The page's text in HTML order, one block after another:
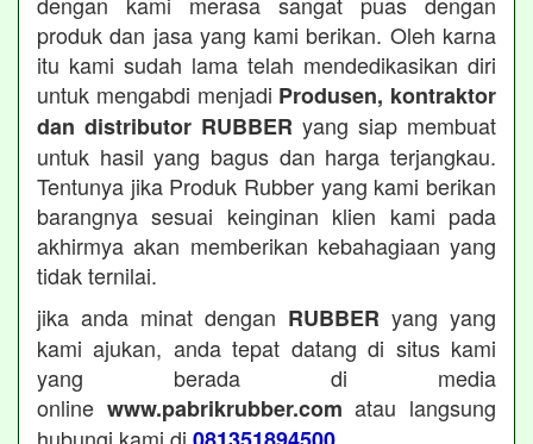
produk dan jasa yang kami berikan. Oleh karna
itu kami sudah lama telah mendedikasikan diri
untuk mengabdi menjadi Produsen, kontraktor
dan distributor RUBBER yang siap membuat
untuk hasil yang bagus dan harga terjangkau.
Tentunya jika Produk Rubber yang kami berikan
barangnya sesuai keinginan klien kami pada
akhirmya akan memberikan kebahagiaan yang
tidak ternilai.
jika anda minat dengan RUBBER yang yang
kami ajukan, anda tepat datang di situs kami
yang berada di media
online www.pabrikrubber.com atau langsung